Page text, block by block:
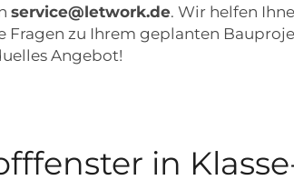
service@letwork.de. Wir helfen
Fragen zu Ihrem geplanten
Angebot!
in